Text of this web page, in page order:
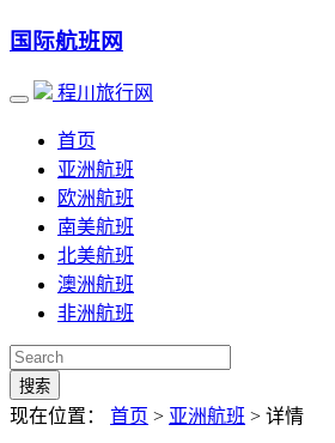
国际航班网
程川旅行网
首页
亚洲航班
欧洲航班
南美航班
北美航班
澳洲航班
非洲航班
搜索
现在位置： 首页 > 亚洲航班 > 详情